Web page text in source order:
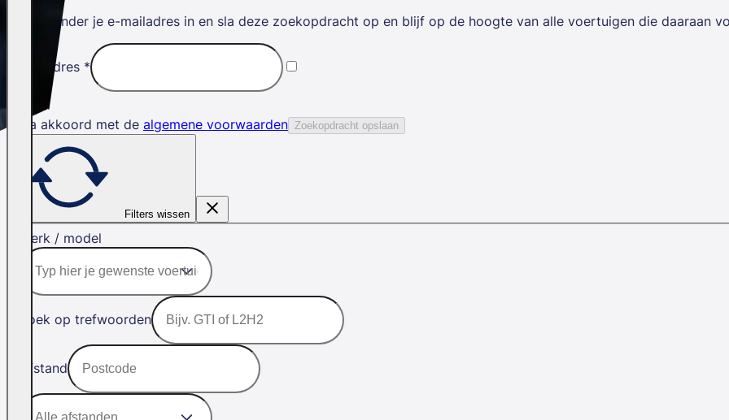
Vul hieronder je e-mailadres in en sla deze zoekopdracht op en blijf op de hoogte van alle voertuigen die daaraan
E-mailadres *
Ik ga akkoord met de algemene voorwaarden Zoekopdracht opslaan
Filters wissen
Merk / model
Zoek op trefwoorden
Afstand